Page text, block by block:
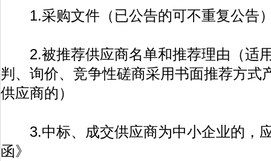
1.采购文件（已公告的可不重复公告
2.被推荐供应商名单和推荐理由（适
判、询价、竞争性磋商采用书面推荐方式
供应商的）
3.中标、成交供应商为中小企业的，
函》